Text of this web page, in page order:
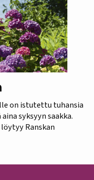
on istutettu tuhansia
syksyyn saakka.
Ranskan